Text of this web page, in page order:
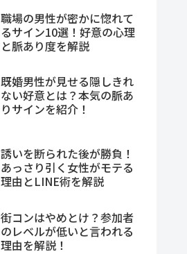
職場の男性が密かに惚れて
るサイン10選！好意の心理
と脈あり度を解説
既婚男性が見せる隠しきれ
ない好意とは？本気の脈あ
りサインを紹介！
誘いを断られた後が勝負！
あっさり引く女性がモテる
理由とLINE術を解説
街コンはやめとけ？参加者
のレベルが低いと言われる
理由を解説！